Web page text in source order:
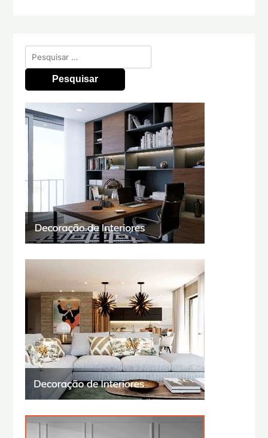
Pesquisar
por: